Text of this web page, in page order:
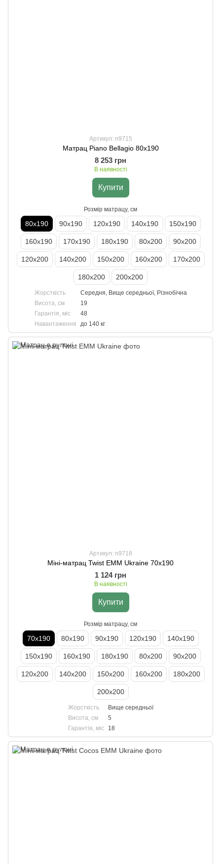
Артикул: n9715
Матрац Piano Bellagio 80х190
8 253 грн
В наявності
Купити
Розмір матрацу, см
80х190 90х190 120х190 140х190 150х190
160х190 170х190 180х190 80х200 90х200
120х200 140х200 150х200 160х200 170х200
180х200 200х200
Жорсткість
Середня, Вище середньої, Різнобічна
Висота, см
19
Гарантія, міс
48
Навантаження
до 140 кг
Артикул: n9718
Міні-матрац Twist EMM Ukraine 70х190
1 124 грн
В наявності
Купити
Розмір матрацу, см
70х190 80х190 90х190 120х190 140х190
150х190 160х190 180х190 80х200 90х200
120х200 140х200 150х200 160х200 180х200
200х200
Жорсткість
Вище середньої
Висота, см
5
Гарантія, міс
18